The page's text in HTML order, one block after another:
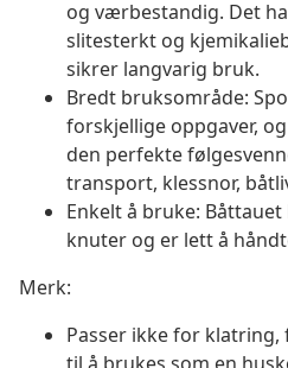
og værbestandig. Det
slitesterkt og
sikrer langvarig bruk.
Bredt bruksområde:
forskjellige oppgaver,
den perfekte
transport, klessnor,
Enkelt å bruke:
knuter og er lett å
Merk:
Passer ikke for